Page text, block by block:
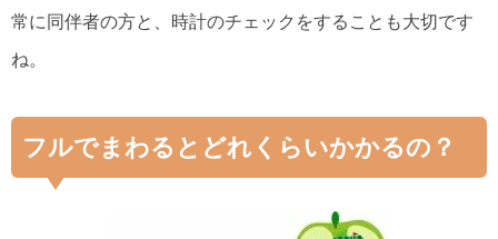
常に同伴者の方と、時計のチェックをすることも大切です
ね。
フルでまわるとどれくらいかかるの？